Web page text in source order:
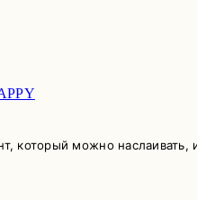
который можно